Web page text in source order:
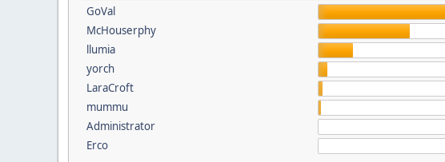
GoVal
McHouserphy
llumia
yorch
LaraCroft
mummu
Administrator
Erco